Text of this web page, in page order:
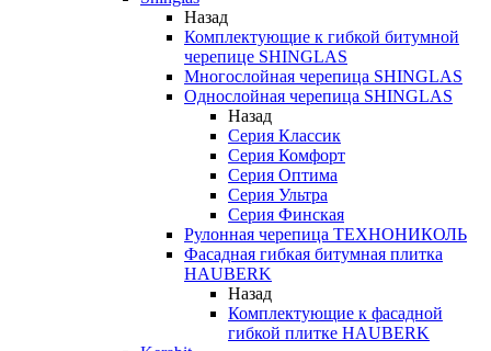
Назад
Комплектующие к гибкой битумной
черепице SHINGLAS
Многослойная черепица SHINGLAS
Однослойная черепица SHINGLAS
Назад
Серия Классик
Серия Комфорт
Серия Оптима
Серия Ультра
Серия Финская
Рулонная черепица ТЕХНОНИКОЛЬ
Фасадная гибкая битумная плитка
HAUBERK
Назад
Комплектующие к фасадной
гибкой плитке HAUBERK